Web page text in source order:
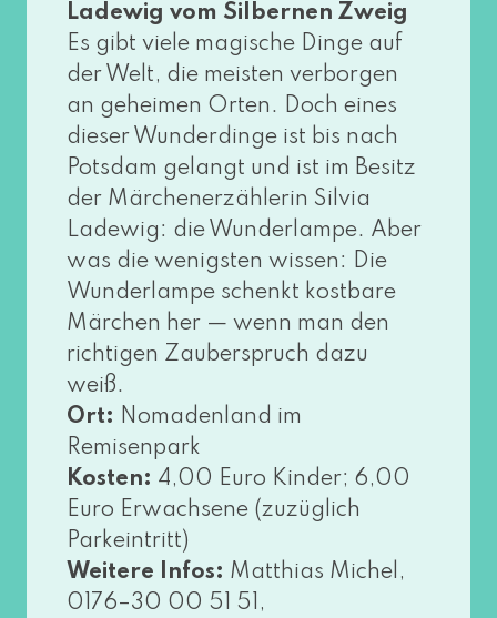
Ladewig vom Silbernen Zweig
Es gibt vie­le magi­sche Dinge auf
der Welt, die meis­ten ver­bor­gen
an gehei­men Orten. Doch eines
die­ser Wunderdinge ist bis nach
Potsdam gelangt und ist im Besitz
der Märchenerzählerin Silvia
Ladewig: die Wunderlampe. Aber
was die wenigs­ten wis­sen: Die
Wunderlampe schenkt kost­ba­re
Märchen her — wenn man den
rich­ti­gen Zauberspruch dazu
weiß.
Ort: Nomadenland im
Remisenpark
Kosten: 4,00 Euro Kinder; 6,00
Euro Erwachsene (zuzüg­lich
Parkeintritt)
Weitere Infos: Matthias Michel,
0176–30 00 51 51,